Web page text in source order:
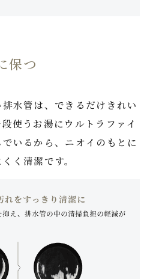
保つ
水管は、できるだけきれい
使うお湯にウルトラファイ
いるから、ニオイのもとに
く清潔です。